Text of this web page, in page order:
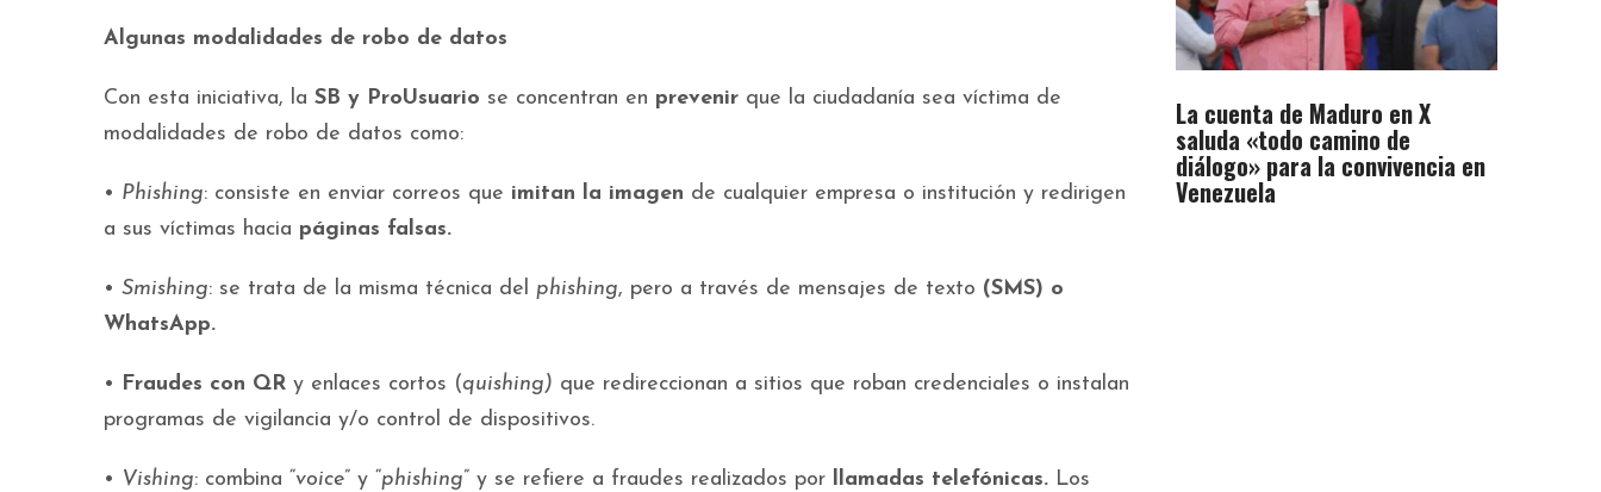
Algunas modalidades de robo de datos
Con esta iniciativa, la SB y ProUsuario se concentran en prevenir que la ciudadanía sea víctima de
modalidades de robo de datos como:
• Phishing: consiste en enviar correos que imitan la imagen de cualquier empresa o institución y redirigen
a sus víctimas hacia páginas falsas.
• Smishing: se trata de la misma técnica del phishing, pero a través de mensajes de texto (SMS) o
WhatsApp.
• Fraudes con QR y enlaces cortos (quishing) que redireccionan a sitios que roban credenciales o instalan
programas de vigilancia y/o control de dispositivos.
• Vishing: combina “voice” y “phishing” y se refiere a fraudes realizados por llamadas telefónicas. Los
La cuenta de Maduro en X
saluda «todo camino de
diálogo» para la convivencia en
Venezuela